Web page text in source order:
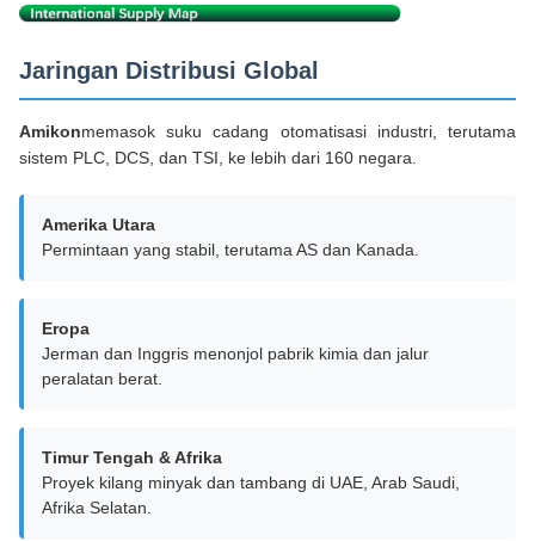
Jaringan Distribusi Global
Amikonmemasok suku cadang otomatisasi industri, terutama
sistem PLC, DCS, dan TSI, ke lebih dari 160 negara.
Amerika Utara
Permintaan yang stabil, terutama AS dan Kanada.
Eropa
Jerman dan Inggris menonjol pabrik kimia dan jalur
peralatan berat.
Timur Tengah & Afrika
Proyek kilang minyak dan tambang di UAE, Arab Saudi,
Afrika Selatan.